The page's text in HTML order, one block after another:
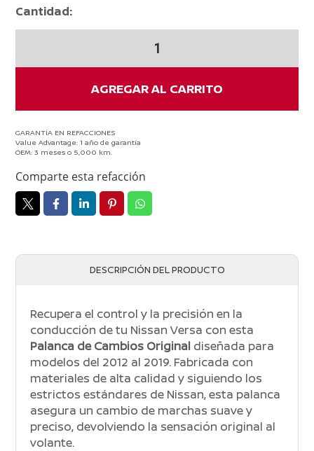
Cantidad:
Cambios
2019
Original
AGREGAR AL CARRITO
GARANTÍA EN REFACCIONES
Value Advantage: 1 año de garantía
OEM: 3 meses o 5,000 km.
Comparte esta refacción
DESCRIPCIÓN DEL PRODUCTO
Recupera el control y la precisión en la
conducción de tu Nissan Versa con esta
Palanca de Cambios Original diseñada para
modelos del 2012 al 2019. Fabricada con
materiales de alta calidad y siguiendo los
estrictos estándares de Nissan, esta palanca
asegura un cambio de marchas suave y
preciso, devolviendo la sensación original al
volante.